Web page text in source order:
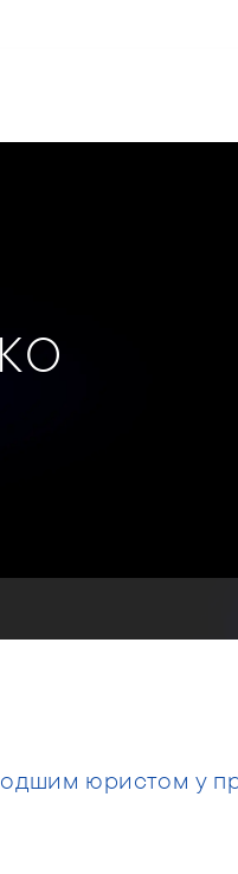
юристом у